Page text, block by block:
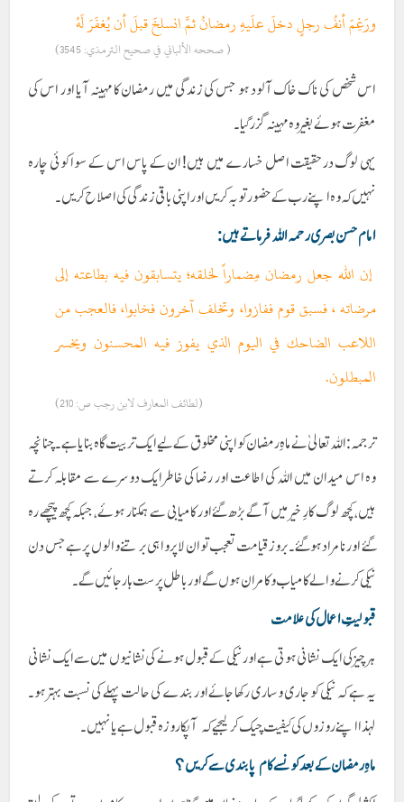
ورَغِمَ أنفُ رجلٍ دخلَ علَيهِ رمضانُ ثمَّ انسلخَ قبلَ أن يُغفَرَ لَهُ
( صححه الألباني في صحيح الترمذي: 3545)
اس شخص کی ناک خاک آلود ہو جس کی زندگی میں رمضان کا مہینہ آیا اور اس کی
مغفرت ہوئے بغیر وہ مہینہ گزر گیا۔
یہی لوگ درحقیقت اصل خسارے میں ہیں! ان کے پاس اس کے سوا کوئی چارہ
نہیں کہ وہ اپنے رب کے حضور توبہ کریں اور اپنی باقی زندگی کی اصلاح کریں۔
امام حسن بصری رحمہ اللہ فرماتے ہیں:
إن الله جعل رمضان مِضماراً لخلقه؛ يتسابقون فيه بطاعته إلی
مرضاته ، فسبق قوم ففازوا، وتخلف آخرون فخابوا، فالعجب من
اللاعب الضاحك في اليوم الذي يفوز فيه المحسنون ويخسر
المبطلون.
(لطائف المعارف لابن رجب ص: 210)
ترجمہ: اللہ تعالیٰ نے ماہِ رمضان کو اپنی مخلوق کے لیے ایک تربیت گاہ بنایا ہے۔ چنانچہ
وہ اس میدان میں اللہ کی اطاعت اور رضا کی خاطر ایک دوسرے سے مقابلہ کرتے
ہیں، کچھ لوگ کارِ خیر میں آگے بڑھ گئے اور کامیابی سے ہمکنار ہوئے، جبکہ کچھ پیچھے رہ
گئے اور نامراد ہو گئے۔ بروز قیامت تعجب تو ان لاپرواہی برتنے والوں پر ہے جس دن
نیکی کرنے والے کامیاب و کامران ہوں گے اور باطل پرست ہار جائیں گے۔
قبولیتِ اعمال کی علامت
ہر چیز کی ایک نشانی ہوتی ہے اور نیکی کے قبول ہونے کی نشانیوں میں سے ایک نشانی
یہ ہے کہ نیکی کو جاری وساری رکھا جائے اور بندے کی حالت پہلے کی نسبت بہتر ہو۔
لہذا اپنے روزوں کی کیفیت چیک کر لیجیے کہ آپکا روزہ قبول ہے یا نہیں۔
ماہِ رمضان کے بعد کونسے کام پابندی سے کریں؟